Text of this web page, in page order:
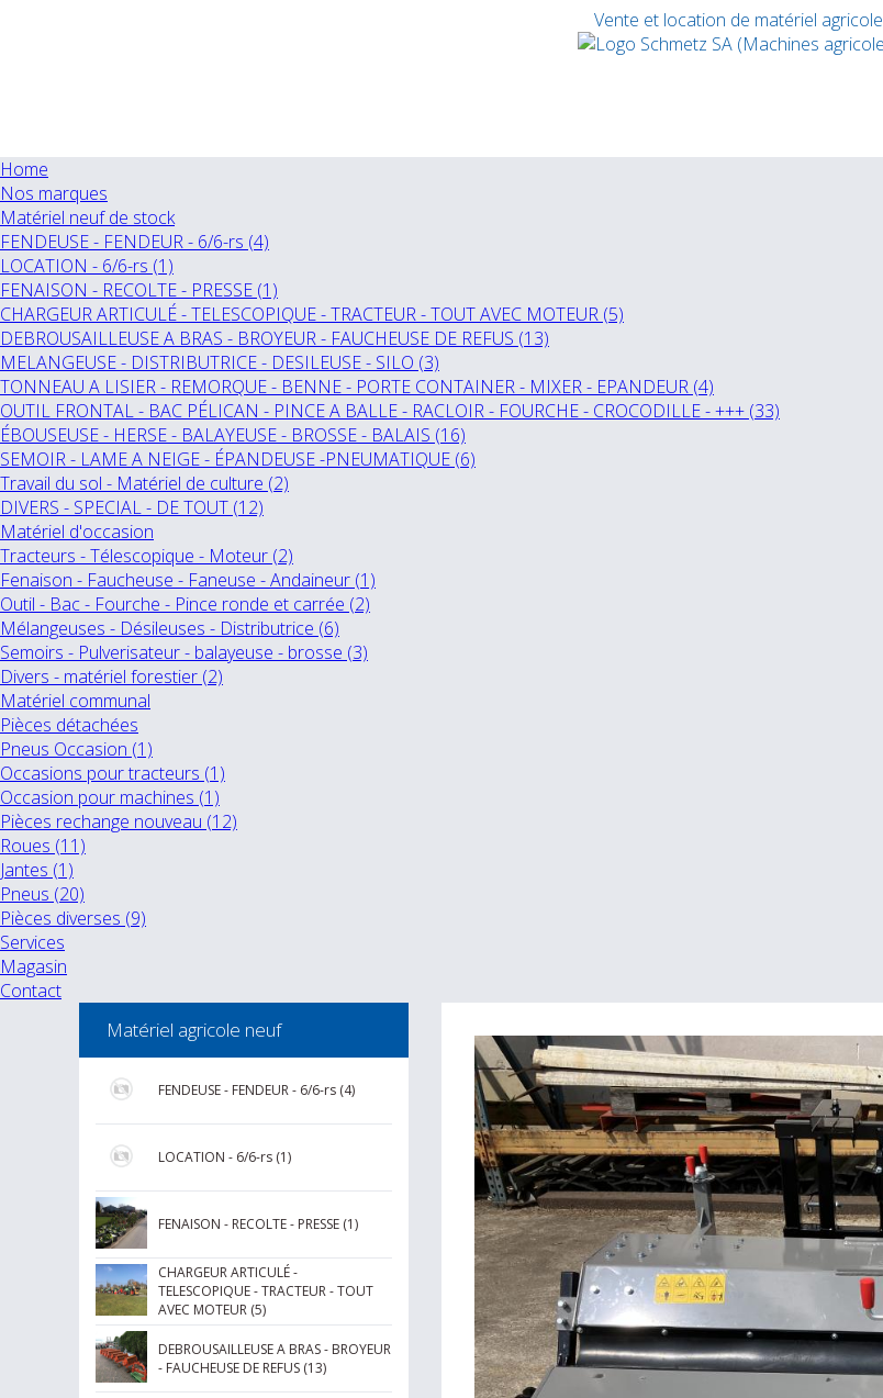
Vente et location de matériel agricole
Home
Nos marques
Matériel neuf de stock
FENDEUSE - FENDEUR - 6/6-rs (4)
LOCATION - 6/6-rs (1)
FENAISON - RECOLTE - PRESSE (1)
CHARGEUR ARTICULÉ - TELESCOPIQUE - TRACTEUR - TOUT AVEC MOTEUR (5)
DEBROUSAILLEUSE A BRAS - BROYEUR - FAUCHEUSE DE REFUS (13)
MELANGEUSE - DISTRIBUTRICE - DESILEUSE - SILO (3)
TONNEAU A LISIER - REMORQUE - BENNE - PORTE CONTAINER - MIXER - EPANDEUR (4)
OUTIL FRONTAL - BAC PÉLICAN - PINCE A BALLE - RACLOIR - FOURCHE - CROCODILLE - +++ (33)
ÉBOUSEUSE - HERSE - BALAYEUSE - BROSSE - BALAIS (16)
SEMOIR - LAME A NEIGE - ÉPANDEUSE -PNEUMATIQUE (6)
Travail du sol - Matériel de culture (2)
DIVERS - SPECIAL - DE TOUT (12)
Matériel d'occasion
Tracteurs - Télescopique - Moteur (2)
Fenaison - Faucheuse - Faneuse - Andaineur (1)
Outil - Bac - Fourche - Pince ronde et carrée (2)
Mélangeuses - Désileuses - Distributrice (6)
Semoirs - Pulverisateur - balayeuse - brosse (3)
Divers - matériel forestier (2)
Matériel communal
Pièces détachées
Pneus Occasion (1)
Occasions pour tracteurs (1)
Occasion pour machines (1)
Pièces rechange nouveau (12)
Roues (11)
Jantes (1)
Pneus (20)
Pièces diverses (9)
Services
Magasin
Contact
Matériel agricole neuf
FENDEUSE - FENDEUR - 6/6-rs (4)
LOCATION - 6/6-rs (1)
FENAISON - RECOLTE - PRESSE (1)
CHARGEUR ARTICULÉ -
TELESCOPIQUE - TRACTEUR - TOUT
AVEC MOTEUR (5)
DEBROUSAILLEUSE A BRAS - BROYEUR
- FAUCHEUSE DE REFUS (13)